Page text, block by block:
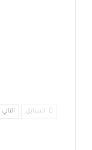
السابق التالي